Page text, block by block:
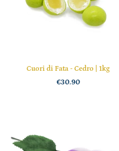
Cuori di Fata - Cedro | 1kg
€30.90